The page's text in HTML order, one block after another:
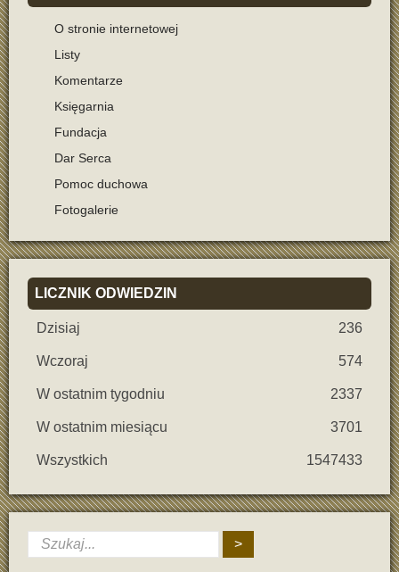
O stronie internetowej
Listy
Komentarze
Księgarnia
Fundacja
Dar Serca
Pomoc duchowa
Fotogalerie
LICZNIK ODWIEDZIN
Dzisiaj 236
Wczoraj 574
W ostatnim tygodniu 2337
W ostatnim miesiącu 3701
Wszystkich 1547433
>